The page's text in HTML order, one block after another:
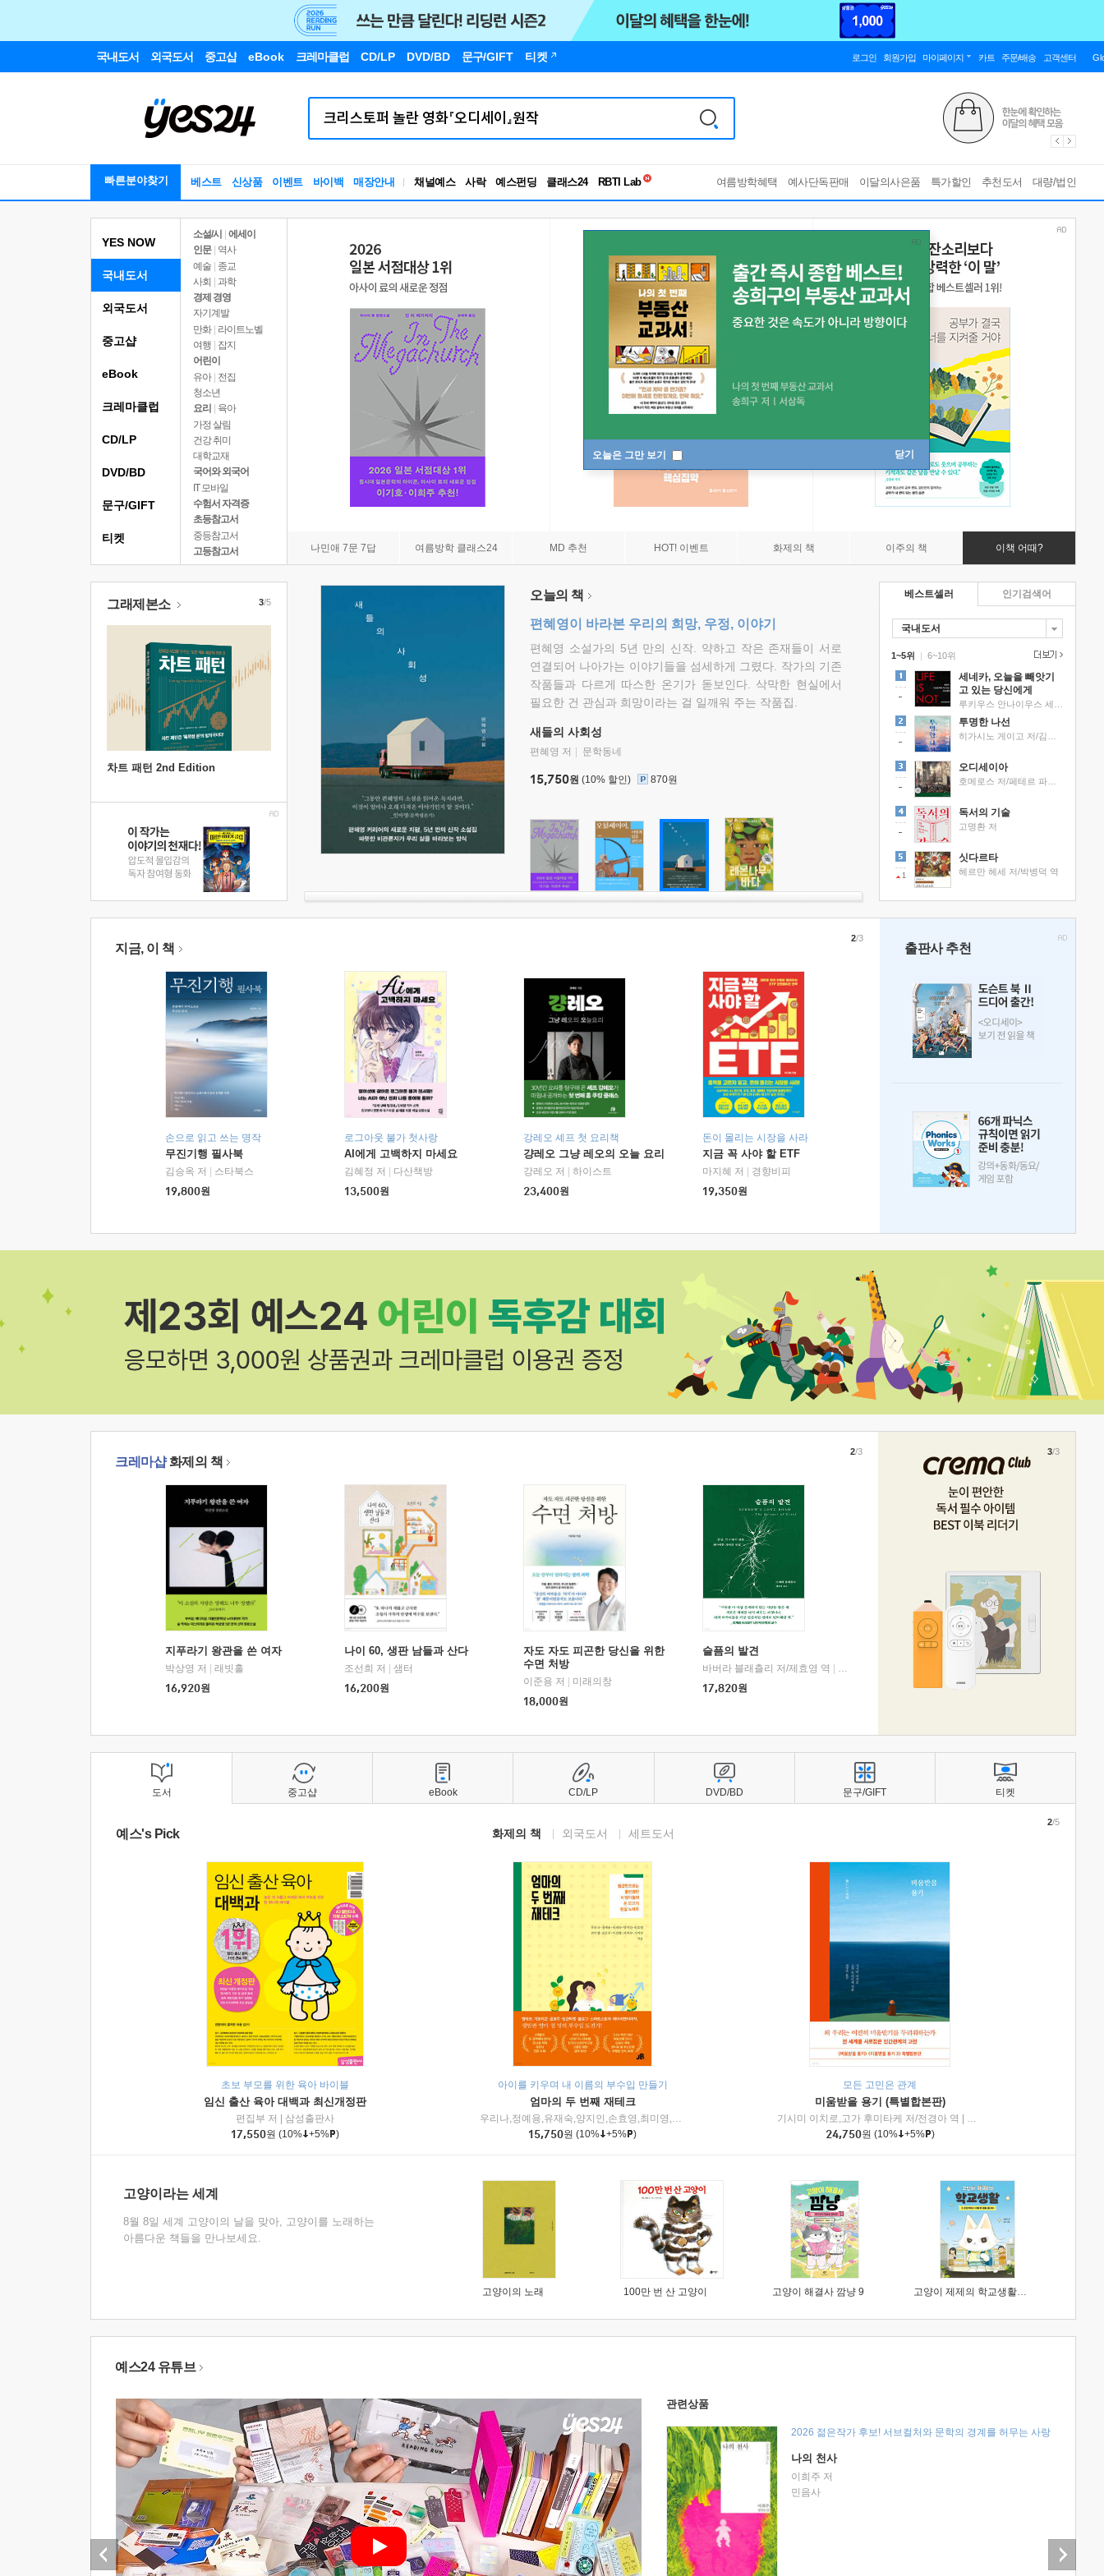
국내도서 외국도서 중고샵 eBook 크레마클럽 CD/LP DVD/BD 문구/GIFT 티켓 로그인 회원가입 마이페이지 카트 주문/배송 고객센터
빠른분야찾기 베스트 신상품 이벤트 바이백 매장안내 채널예스 사락 예스펀딩 클래스24
RBTI Lab
독서유형검사
여름방학혜택 예사단독판매 이달의사은품 특가할인 추천도서 대량/법인
오늘은 그만 보기 닫기
YES NOW
국내도서
소설/시
에세이
인문
역사
예술 | 종교
사회 | 과학
경제 경영
자기계발
만화 | 라이트노벨
여행
잡지
어린이
유아 | 전집
청소년
요리
육아
가정 살림
건강 취미
대학교재
국어와 외국어
IT 모바일
수험서 자격증
초등참고서
중등참고서
고등참고서
나민애 7문 7답 여름방학 클래스24 MD 추천 HOT! 이벤트 화제의 책 이주의 책 이책 어때?
외국도서
중고샵
eBook
크레마클럽
CD/LP
DVD/BD
문구/GIFT
티켓
그래제본소
차트 패턴 2nd Edition
3/5 오늘의 책
편혜영이 바라본 우리의 희망, 우정, 이야기
편혜영 소설가의 5년 만의 신작. 약하고 작은 존재들이 서로
연결되어 나아가는 이야기들을 섬세하게 그렸다. 작가의 기존
작품들과 다르게 따스한 온기가 돋보인다. 삭막한 현실에서
필요한 건 관심과 희망이라는 걸 일깨워 주는 작품집.
새들의 사회성
편혜영 저 문학동네
15,750원 (10% 할인) 870원
베스트셀러
국내도서
1~5위 |
세네카, 오늘을 빼앗기
고 있는 당신에게
투명한 나선
오디세이아
독서의 기술
고명환 저
1
싯다르타
헤르만 헤세 저/박병덕 역
6~10위
인기검색어
지금, 이 책
손으로 읽고 쓰는 명작
무진기행 필사북
김승옥 저
스타북스
19,800원
로그아웃 불가 첫사랑
AI에게 고백하지 마세요
김혜정 저
다산책방
13,500원
강레오 셰프 첫 요리책
걍레오 그냥 레오의 오늘 요리
강레오 저
하이스트
23,400원
돈이 몰리는 시장을 사라
지금 꼭 사야 할 ETF
마지혜 저
경향비피
19,350원
2/3
출판사 추천
크레마샵화제의 책
지푸라기 왕관을 쓴 여자
박상영 저
래빗홀
16,920원
나이 60, 생판 남들과 산다
조선희 저
샘터
16,200원
자도 자도 피곤한 당신을 위한
수면 처방
이준용 저
미래의창
18,000원
슬픔의 발견
바버라 블래츨리 저/제효영 역
디플롯
17,820원
2/3 3/3
도서
예스's Pick 화제의 책 외국도서 세트도서
초보 부모를 위한 육아 바이블
임신 출산 육아 대백과 최신개정판
편집부 저
삼성출판사
17,550원 (10% +5% )
아이를 키우며 내 이름의 부수입 만들기
엄마의 두 번째 재테크
우리나,정예용,유재숙,양지인,손효영,최미영,조민주,이진현,차미숙,서미숙 저 | 제이브리즈북스
15,750원 (10% +5% )
모든 고민은 관계
미움받을 용기 (특별합본판)
기시미 이치로,고가 후미타케 저/전경아 역
인플루엔셜
24,750원 (10% +5% )
2/5
고양이라는 세계
8월 8일 세계 고양이의 날을 맞아, 고양이를 노래하는
아름다운 책들을 만나보세요.
고양이의 노래 100만 번 산 고양이 고양이 해결사 깜냥 9 고양이 제제의 학교생활 1 : 초등학생이 이렇게 힘들 줄이야
중고샵 eBook CD/LP DVD/BD 문구/GIFT 티켓
예스24 유튜브
관련상품
2026 젊은작가 후보! 서브컬처와 문학의 경계를 허무는 사랑
나의 천사
이희주 저
민음사